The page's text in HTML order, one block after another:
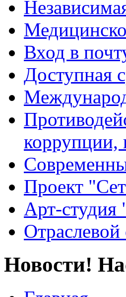
Вход в
Доступная
коррупции,
Проект
Арт-студия
Отраслевой
Новости!